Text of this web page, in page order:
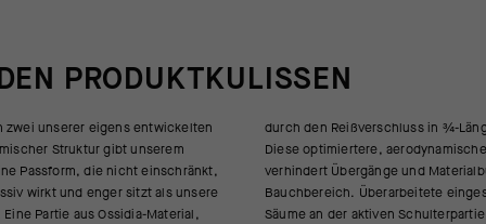
PRODUKTKULISSEN
zwei unserer eigens entwickelten
Struktur gibt unserem
Passform, die nicht einschränkt,
wirkt und enger sitzt als unsere
Partie aus Ossidia-Material,
in ¾-Länge unterbrochen.
Passform
und Materialbündelung am
eingesetzte Ärmel ohne
Schulterpartie reduzieren